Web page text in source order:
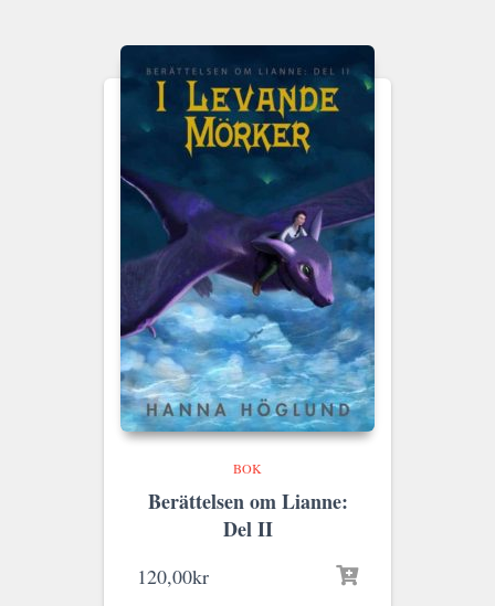
BOK
Berättelsen om Lianne:
Del II
120,00kr